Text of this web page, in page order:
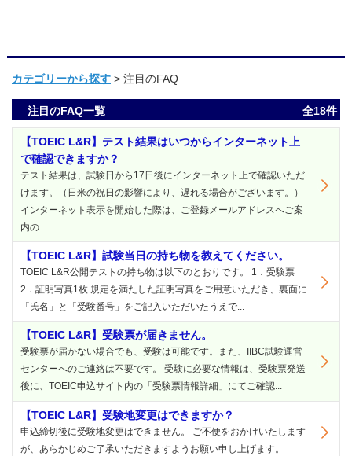
カテゴリーから探す > 注目のFAQ
注目のFAQ一覧 全18件
【TOEIC L&R】テスト結果はいつからインターネット上
で確認できますか？
テスト結果は、試験日から17日後にインターネット上で確認いただ
けます。（日米の祝日の影響により、遅れる場合がございます。）
インターネット表示を開始した際は、ご登録メールアドレスへご案
内の...
【TOEIC L&R】試験当日の持ち物を教えてください。
TOEIC L&R公開テストの持ち物は以下のとおりです。 1．受験票
2．証明写真1枚 規定を満たした証明写真をご用意いただき、裏面に
「氏名」と「受験番号」をご記入いただいたうえで...
【TOEIC L&R】受験票が届きません。
受験票が届かない場合でも、受験は可能です。また、IIBC試験運営
センターへのご連絡は不要です。 受験に必要な情報は、受験票発送
後に、TOEIC申込サイト内の「受験票情報詳細」にてご確認...
【TOEIC L&R】受験地変更はできますか？
申込締切後に受験地変更はできません。 ご不便をおかけいたします
が、あらかじめご了承いただきますようお願い申し上げます。